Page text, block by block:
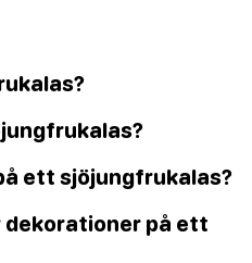
ett sjöjungfrukalas?
dekorationer på ett